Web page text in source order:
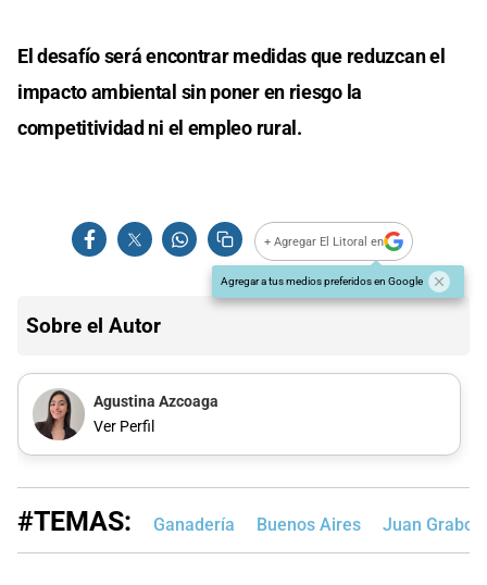
El desafío será encontrar medidas que reduzcan el
impacto ambiental sin poner en riesgo la
competitividad ni el empleo rural.
+ Agregar El Litoral en
Agregar a tus medios preferidos en Google
Sobre el Autor
Agustina Azcoaga
Ver Perfil
#TEMAS: Ganadería Buenos Aires Juan Grabois